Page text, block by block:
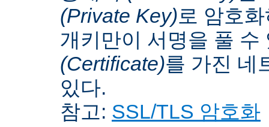
(Private Key)로 암호
개키만이 서명을 풀
(Certificate)를 가진 네
있다.
참고: SSL/TLS 암호화